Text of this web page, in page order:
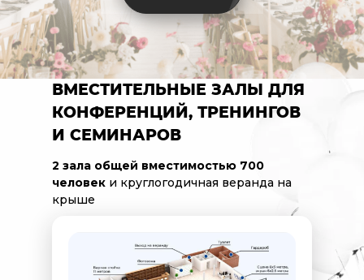
ВМЕСТИТЕЛЬНЫЕ ЗАЛЫ ДЛЯ
КОНФЕРЕНЦИЙ, ТРЕНИНГОВ
И СЕМИНАРОВ
2 зала общей вместимостью 700
человек и круглогодичная веранда на
крыше